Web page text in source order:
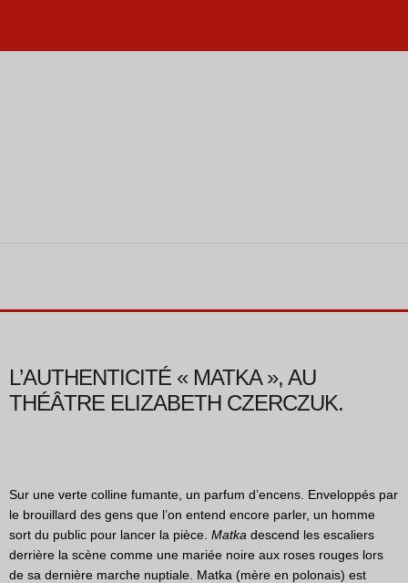
L’AUTHENTICITÉ « MATKA », AU
THÉÂTRE ELIZABETH CZERCZUK.
Sur une verte colline fumante, un parfum d’encens. Enveloppés par
le brouillard des gens que l’on entend encore parler, un homme
sort du public pour lancer la pièce. Matka descend les escaliers
derrière la scène comme une mariée noire aux roses rouges lors
de sa dernière marche nuptiale. Matka (mère en polonais) est